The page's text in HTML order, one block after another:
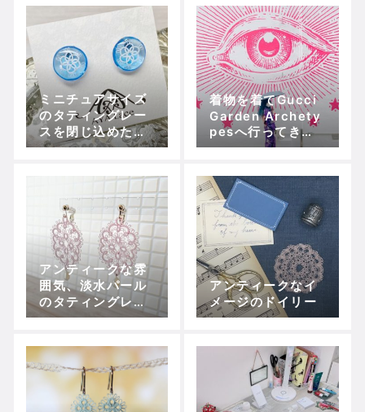
ミニチュアサイズ
のタティングレー
スを閉じ込めた標
本ピアス
着物を着てGucci
Garden Archety
pesへ行ってきま
した
アンティークな雰
囲気、淡水パール
のタティングレー
ス耳飾りができま
アンティークなイ
メージのドイリー